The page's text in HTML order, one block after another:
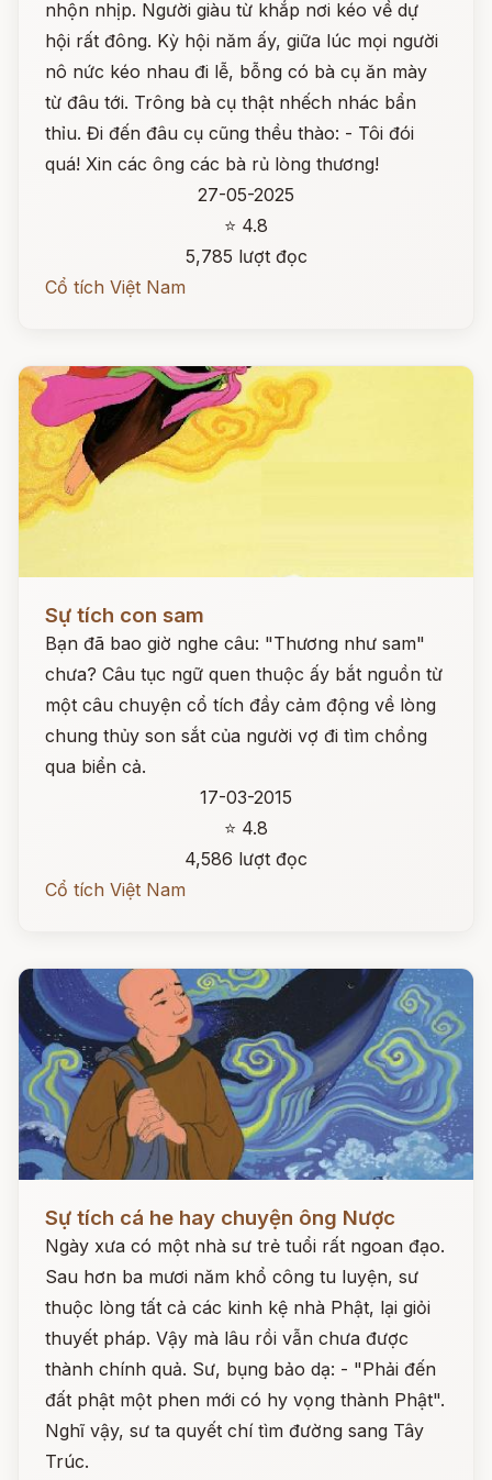
nhộn nhịp. Người giàu từ khắp nơi kéo về dự
hội rất đông. Kỳ hội năm ấy, giữa lúc mọi người
nô nức kéo nhau đi lễ, bỗng có bà cụ ăn mày
từ đâu tới. Trông bà cụ thật nhếch nhác bẩn
thỉu. Đi đến đâu cụ cũng thều thào: - Tôi đói
quá! Xin các ông các bà rủ lòng thương!
27-05-2025
⭐ 4.8
5,785 lượt đọc
Cổ tích Việt Nam
Sự tích con sam
Bạn đã bao giờ nghe câu: "Thương như sam"
chưa? Câu tục ngữ quen thuộc ấy bắt nguồn từ
một câu chuyện cổ tích đầy cảm động về lòng
chung thủy son sắt của người vợ đi tìm chồng
qua biển cả.
17-03-2015
⭐ 4.8
4,586 lượt đọc
Cổ tích Việt Nam
Sự tích cá he hay chuyện ông Nược
Ngày xưa có một nhà sư trẻ tuổi rất ngoan đạo.
Sau hơn ba mươi năm khổ công tu luyện, sư
thuộc lòng tất cả các kinh kệ nhà Phật, lại giỏi
thuyết pháp. Vậy mà lâu rồi vẫn chưa được
thành chính quả. Sư, bụng bảo dạ: - "Phải đến
đất phật một phen mới có hy vọng thành Phật".
Nghĩ vậy, sư ta quyết chí tìm đường sang Tây
Trúc.